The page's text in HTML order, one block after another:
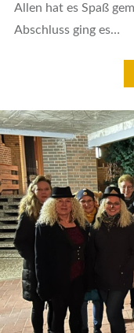
Allen hat es Spaß
Abschluss ging es…